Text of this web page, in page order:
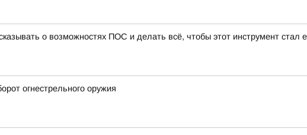
о возможностях ПОС и делать всё, чтобы этот инструмент стал
огнестрельного оружия